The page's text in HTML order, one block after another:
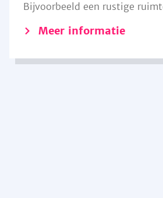
Bijvoorbeeld een rustige
Meer informatie